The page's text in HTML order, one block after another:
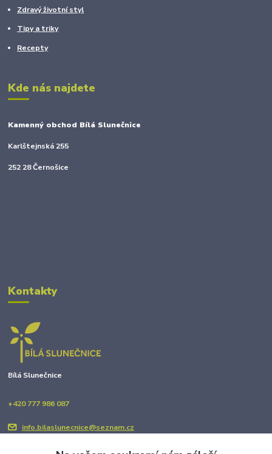
Zdravý životní styl
Tipy a triky
Recepty
Kde nás najdete
Kamenný obchod Bílá Slunečnice
Karlštejnská 255
252 28 Černošice
Kontakty
Bílá Slunečnice
+420 777 986 087
info.bilaslunecnice@seznam.cz